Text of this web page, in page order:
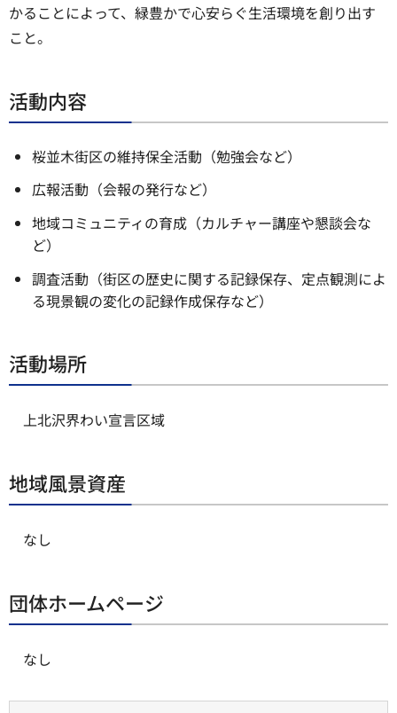
かることによって、緑豊かで心安らぐ生活環境を創り出す
こと。
活動内容
桜並木街区の維持保全活動（勉強会など）
広報活動（会報の発行など）
地域コミュニティの育成（カルチャー講座や懇談会な
ど）
調査活動（街区の歴史に関する記録保存、定点観測によ
る現景観の変化の記録作成保存など）
活動場所
上北沢界わい宣言区域
地域風景資産
なし
団体ホームページ
なし